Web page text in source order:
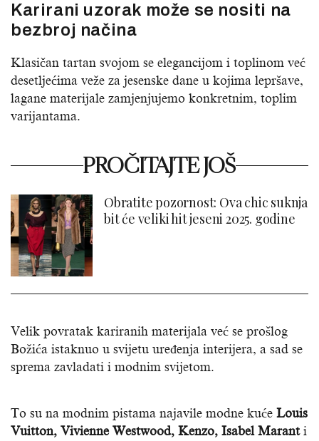
Karirani uzorak može se nositi na
bezbroj načina
Klasičan tartan svojom se elegancijom i toplinom već
desetljećima veže za jesenske dane u kojima lepršave,
lagane materijale zamjenjujemo konkretnim, toplim
varijantama.
PROČITAJTE JOŠ
Obratite pozornost: Ova chic suknja
bit će veliki hit jeseni 2025. godine
Velik povratak kariranih materijala već se prošlog
Božića istaknuo u svijetu uređenja interijera, a sad se
sprema zavladati i modnim svijetom.
To su na modnim pistama najavile modne kuće Louis
Vuitton, Vivienne Westwood, Kenzo, Isabel Maranti